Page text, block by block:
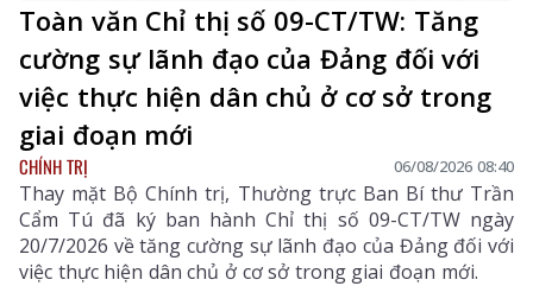
Toàn văn Chỉ thị số 09-CT/TW: Tăng
cường sự lãnh đạo của Đảng đối với
việc thực hiện dân chủ ở cơ sở trong
giai đoạn mới
CHÍNH TRỊ 06/08/2026 08:40
Thay mặt Bộ Chính trị, Thường trực Ban Bí thư Trần
Cẩm Tú đã ký ban hành Chỉ thị số 09-CT/TW ngày
20/7/2026 về tăng cường sự lãnh đạo của Đảng đối với
việc thực hiện dân chủ ở cơ sở trong giai đoạn mới.